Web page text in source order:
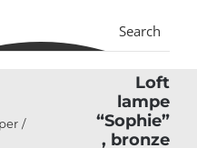
Search
Loft
lampe
“Sophie”
, bronze